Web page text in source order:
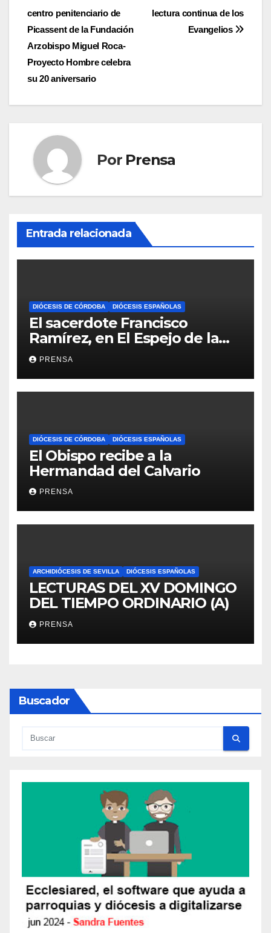
de
entradas
lectura continua de los
Evangelios
centro penitenciario de
Picassent de la Fundación
Arzobispo Miguel Roca-
Proyecto Hombre celebra
su 20 aniversario
Por Prensa
Entrada relacionada
DIÓCESIS DE CÓRDOBA DIÓCESIS ESPAÑOLAS
El sacerdote Francisco
Ramírez, en El Espejo de la
Iglesia
PRENSA
DIÓCESIS DE CÓRDOBA DIÓCESIS ESPAÑOLAS
El Obispo recibe a la
Hermandad del Calvario
PRENSA
ARCHIDIÓCESIS DE SEVILLA DIÓCESIS ESPAÑOLAS
LECTURAS DEL XV DOMINGO
DEL TIEMPO ORDINARIO (A)
PRENSA
Buscador